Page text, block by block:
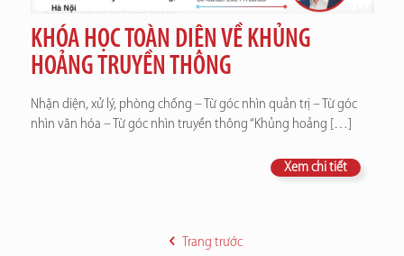
KHÓA HỌC TOÀN DIỆN VỀ KHỦNG
HOẢNG TRUYỀN THÔNG
Nhận diện, xử lý, phòng chống – Từ góc nhìn quản trị – Từ góc
nhìn văn hóa – Từ góc nhìn truyền thông “Khủng hoảng […]
Xem chi tiết
Trang trước